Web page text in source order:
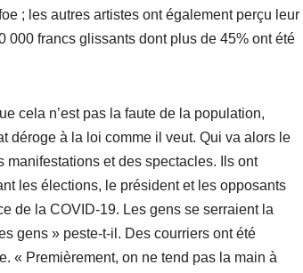
; les autres artistes ont également perçu leur
000 francs glissants dont plus de 45% ont été
cela n’est pas la faute de la population,
déroge à la loi comme il veut. Qui va alors le
manifestations et des spectacles. Ils ont
les élections, le président et les opposants
de la COVID-19. Les gens se serraient la
gens » peste-t-il. Des courriers ont été
« Premièrement, on ne tend pas la main à